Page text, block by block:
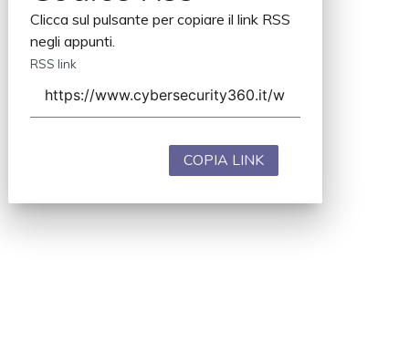
Clicca sul pulsante per copiare il link RSS
negli appunti.
RSS link
COPIA LINK